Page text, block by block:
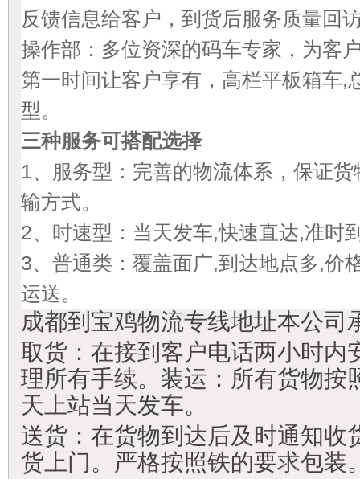
反馈信息给客户，到货后服务质量回
操作部：多位资深的码车专家，为客
第一时间让客户享有，高栏平板箱车,
型。
三种服务可搭配选择
1、服务型：完善的物流体系，保证
输方式。
2、时速型：当天发车,快速直达,准时
3、普通类：覆盖面广,到达地点多,价
运送。
成都到宝鸡物流专线地址本公司
取货：在接到客户电话两小时内
理所有手续。装运：所有货物按
天上站当天发车。
送货：在货物到达后及时通知收
货上门。严格按照铁的要求包装